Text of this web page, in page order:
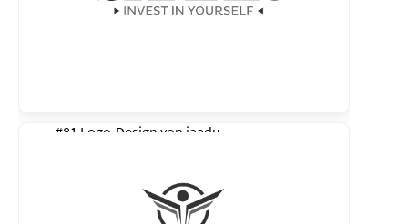
#81 Logo-Design von jaadu